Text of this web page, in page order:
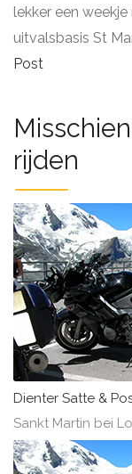
lekker een
uitvalsbasis St
Post
rijden
Dienter Satte &
Sankt Martin bei